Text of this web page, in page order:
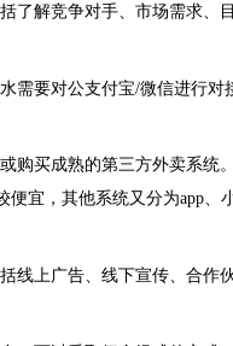
了解竞争对手、市场需求、
需要对公支付宝/微信进行对
购买成熟的第三方外卖系统
便宜， 其他系统又分为app、
线上广告、线下宣传、合作